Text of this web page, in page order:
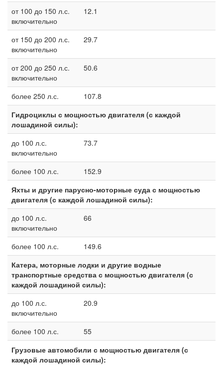
от 100 до 150 л.с.
включительно
12.1
от 150 до 200 л.с.
включительно
29.7
от 200 до 250 л.с.
включительно
50.6
более 250 л.с.
107.8
Гидроциклы с мощностью двигателя (с каждой
лошадиной силы):
до 100 л.с.
включительно
73.7
более 100 л.с.
152.9
Яхты и другие парусно-моторные суда с мощностью
двигателя (с каждой лошадиной силы):
до 100 л.с.
включительно
66
более 100 л.с.
149.6
Катера, моторные лодки и другие водные
транспортные средства с мощностью двигателя (с
каждой лошадиной силы):
до 100 л.с.
включительно
20.9
более 100 л.с.
55
Грузовые автомобили с мощностью двигателя (с
каждой лошадиной силы):